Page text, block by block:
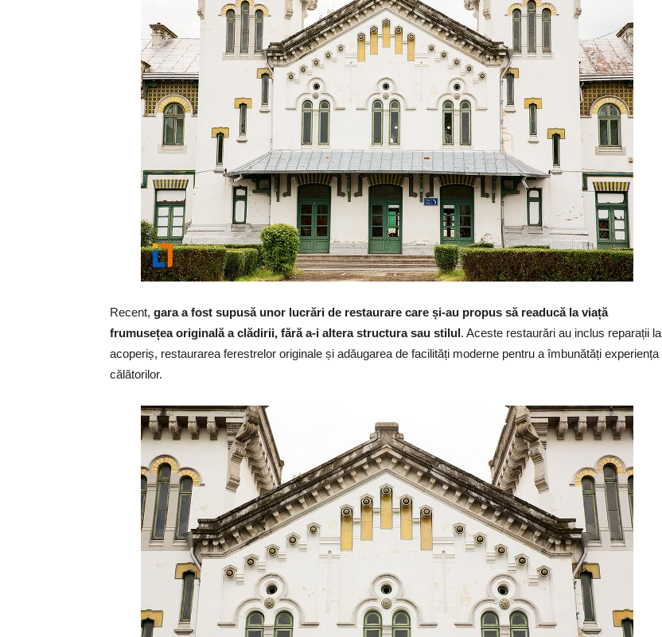
Recent, gara a fost supusă unor lucrări de restaurare care și-au propus să readucă la viață
frumusețea originală a clădirii, fără a-i altera structura sau stilul. Aceste restaurări au inclus reparații la
acoperiș, restaurarea ferestrelor originale și adăugarea de facilități moderne pentru a îmbunătăți experiența
călătorilor.